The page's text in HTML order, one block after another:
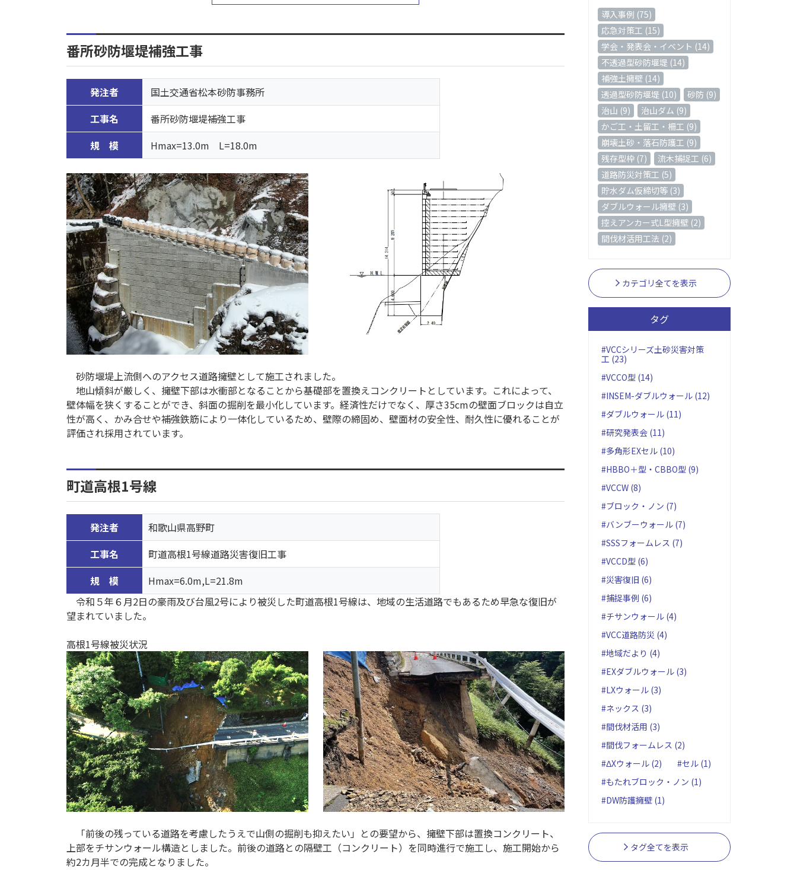
番所砂防堰堤補強工事
発注者
国土交通省松本砂防事務所
工事名
番所砂防堰堤補強工事
規 模
Hmax=13.0m L=18.0m
砂防堰堤上流側へのアクセス道路擁壁として施工されました。
地山傾斜が厳しく、擁壁下部は水衝部となることから基礎部を置換えコンクリートとしています。これによって、
壁体幅を狭くすることができ、斜面の掘削を最小化しています。経済性だけでなく、厚さ35cmの壁面ブロックは自立
性が高く、かみ合せや補強鉄筋により一体化しているため、壁際の締固め、壁面材の安全性、耐久性に優れることが
評価され採用されています。
町道高根1号線
発注者
和歌山県高野町
工事名
町道高根1号線道路災害復旧工事
規 模
Hmax=6.0m,L=21.8m
令和５年６月2日の豪雨及び台風2号により被災した町道高根1号線は、地域の生活道路でもあるため早急な復旧が
望まれていました。
高根1号線被災状況
「前後の残っている道路を考慮したうえで山側の掘削も抑えたい」との要望から、擁壁下部は置換コンクリート、
上部をチサンウォール構造としました。前後の道路との隔壁工（コンクリート）を同時進行で施工し、施工開始から
約2カ月半での完成となりました。
導入事例 (75)
応急対策工 (15)
学会・発表会・イベント (14)
不透過型砂防堰堤 (14)
補強土擁壁 (14)
透過型砂防堰堤 (10)
砂防 (9)
治山 (9)
治山ダム (9)
かご工・土留工・柵工 (9)
崩壊土砂・落石防護工 (9)
残存型枠 (7)
流木捕捉工 (6)
道路防災対策工 (5)
貯水ダム仮締切等 (3)
ダブルウォール擁壁 (3)
控えアンカー式L型擁壁 (2)
間伐材活用工法 (2)
カテゴリ全てを表示
タグ
#VCCシリーズ土砂災害対策
工 (23)
#VCCO型 (14)
#INSEM-ダブルウォール (12)
#ダブルウォール (11)
#研究発表会 (11)
#多角形EXセル (10)
#HBBO＋型・CBBO型 (9)
#VCCW (8)
#ブロック・ノン (7)
#バンブーウォール (7)
#SSSフォームレス (7)
#VCCD型 (6)
#災害復旧 (6)
#捕捉事例 (6)
#チサンウォール (4)
#VCC道路防災 (4)
#地域だより (4)
#EXダブルウォール (3)
#LXウォール (3)
#ネックス (3)
#間伐材活用 (3)
#間伐フォームレス (2)
#ΔXウォール (2)
#セル (1)
#もたれブロック・ノン (1)
#DW防護擁壁 (1)
タグ全てを表示